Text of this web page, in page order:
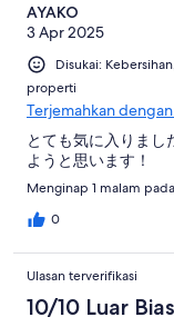
AYAKO
3 Apr 2025
Disukai:
properti
Terjemahkan
とても気に入りまし
ようと思います！
Menginap 1 malam
0
Ulasan terverifikasi
10/10 Luar